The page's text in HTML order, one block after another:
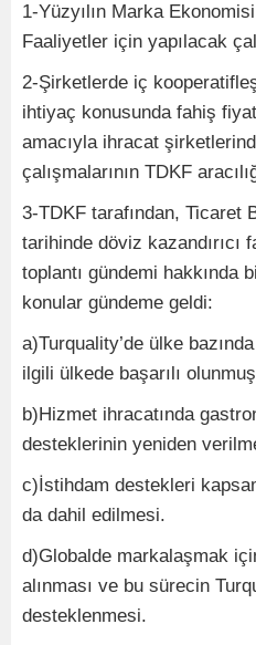
1-Yüzyılın Marka
Faaliyetler için yapılacak
2-Şirketlerde iç
ihtiyaç konusunda fahiş
amacıyla ihracat
çalışmalarının TDKF
3-TDKF tarafından, Ticaret
tarihinde döviz kazandırıcı
toplantı gündemi hakkında
konular gündeme geldi:
a)Turquality’de ülke
ilgili ülkede başarılı
b)Hizmet ihracatında
desteklerinin yeniden
c)İstihdam destekleri
da dahil edilmesi.
d)Globalde markalaşmak
alınması ve bu sürecin
desteklenmesi.